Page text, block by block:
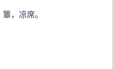
，凉席。